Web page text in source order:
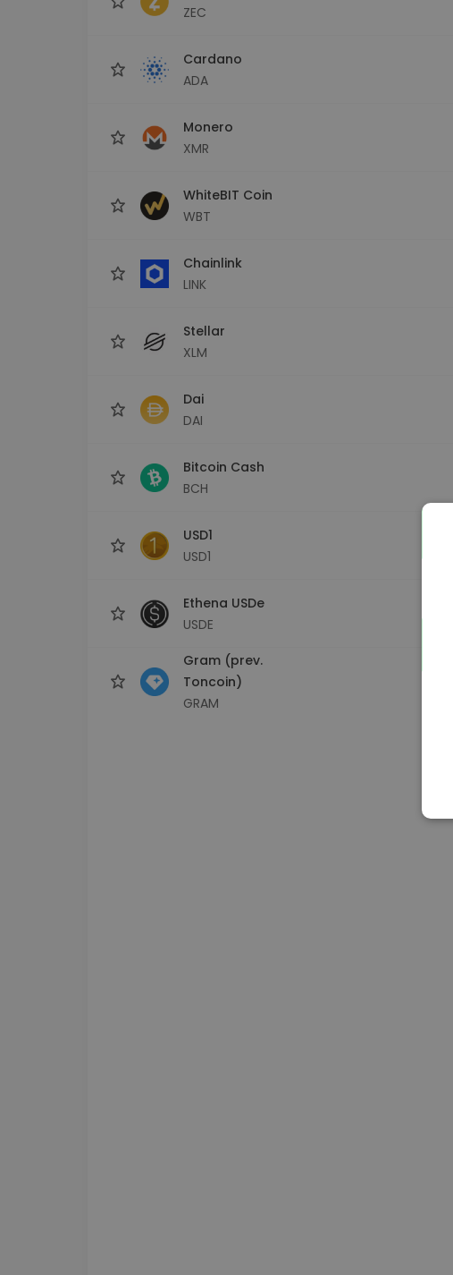
ZEC
Cardano
ADA
Monero
XMR
WhiteBIT Coin
WBT
Chainlink
LINK
Stellar
XLM
Dai
DAI
Bitcoin Cash
BCH
USD1
USD1
Ethena USDe
USDE
Gram (prev.
Toncoin)
GRAM